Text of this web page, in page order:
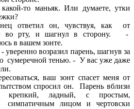
то маньяк. Или думаете, утки
ответил он, чувствуя, как от
во рту, и шагнул в сторону. -
в вашем зонте.
возразил парень, шагнув за
сумеречной тенью. - У вас уже даже
ваш зонт спасет меня от
спросил он. Парень вблизи
крепкий, ладный, с простым,
симпатичным лицом и чертовски